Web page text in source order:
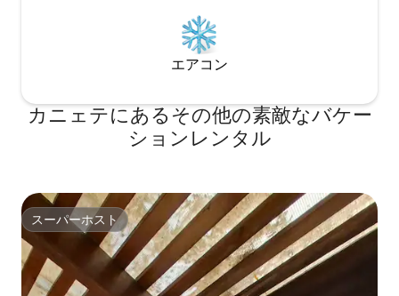
エアコン
カニェテにあるその他の素敵なバケー
ションレンタル
スーパーホスト
スーパーホスト